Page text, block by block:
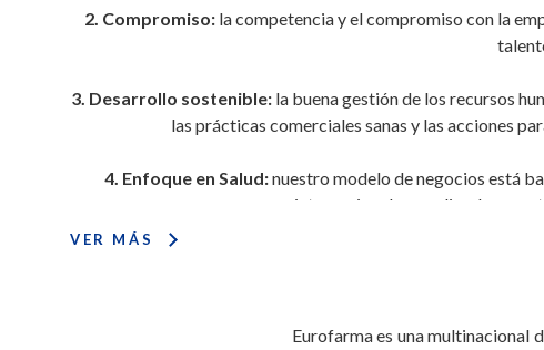
2. Compromiso: la competencia y el compromiso con la
3. Desarrollo sostenible: la buena gestión de los recursos
las prácticas comerciales sanas y las acciones
4. Enfoque en Salud:nuestro modelo de negocios está
internacionales y coligadas,
en conformidad con el Código de la Compañía, las
VER MÁS
Eurofarma es una multinacional